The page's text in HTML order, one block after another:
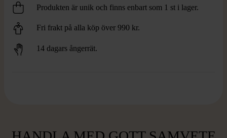
Produkten är unik och finns enbart som 1 st i lager.
Fri frakt på alla köp över 990 kr.
14 dagars ångerrät.